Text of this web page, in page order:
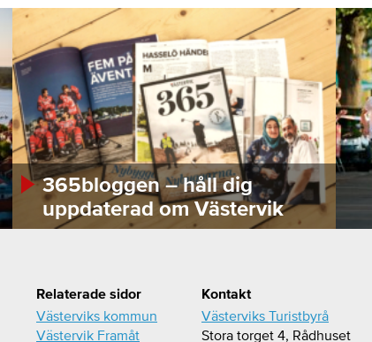
365bloggen – håll dig
uppdaterad om Västervik
Relaterade sidor
Västerviks kommun
Västervik Framåt
Kontakt
Västerviks Turistbyrå
Stora torget 4, Rådhuset